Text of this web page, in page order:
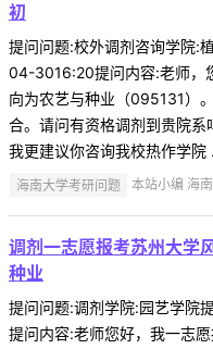
初
提问问题:校外调剂咨询学院:
04-3016:20提问内容:老师，
向为农艺与种业（095131）
合。请问有资格调剂到贵院
我更建议你咨询我校热作学院
海南大学考研问题 本站小编 海
调剂一志愿报考苏州大学
种业
提问问题:调剂学院:园艺学
提问内容:老师您好，我一志